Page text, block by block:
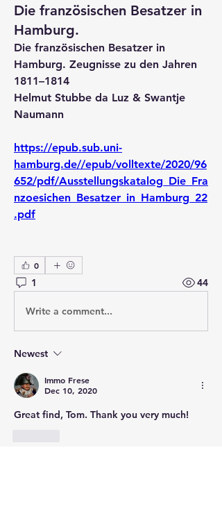
Die französischen Besatzer in
Hamburg.
Die französischen Besatzer in
Hamburg. Zeugnisse zu den Jahren
1811–1814
Helmut Stubbe da Luz & Swantje
Naumann
https://epub.sub.uni-
hamburg.de//epub/volltexte/2020/96
652/pdf/Ausstellungskatalog_Die_Fra
nzoesichen_Besatzer_in_Hamburg_22
.pdf
0
1 44
Write a comment...
Newest
Immo Frese
Dec 10, 2020
Great find, Tom. Thank you very much!